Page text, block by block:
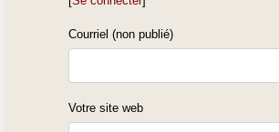
Courriel (non publié)
Votre site web